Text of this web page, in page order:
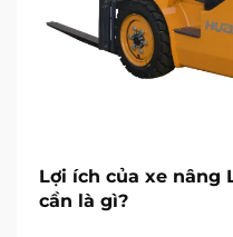
Lợi ích của xe nâng
cần là gì?